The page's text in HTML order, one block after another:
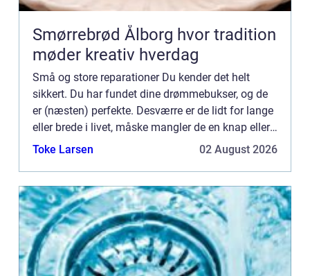
Smørrebrød Ålborg hvor tradition
møder kreativ hverdag
Små og store reparationer Du kender det helt
sikkert. Du har fundet dine drømmebukser, og de
er (næsten) perfekte. Desværre er de lidt for lange
eller brede i livet, måske mangler de en knap eller
lynlåsen er i stykker. Heldigvis findes der råd for
Toke Larsen 02 August 2026